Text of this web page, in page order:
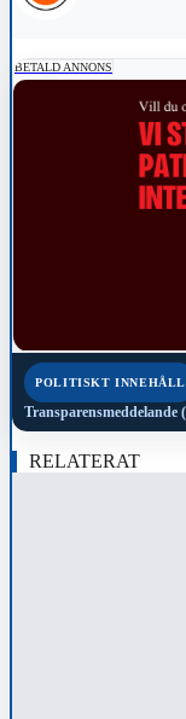
BETALD ANNONS
POLITISKT INNEHÅLL
Transparensmeddelande
RELATERAT